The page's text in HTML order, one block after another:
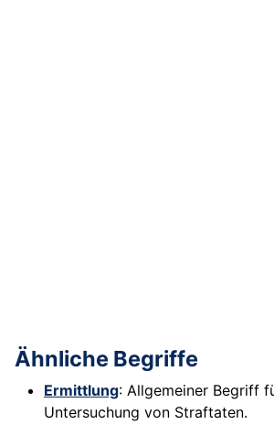
Ähnliche Begriffe
Ermittlung: Allgemeiner Begriff
Untersuchung von Straftaten.